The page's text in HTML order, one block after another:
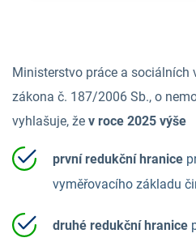
Ministerstvo práce a sociálních
zákona č. 187/2006 Sb., o
vyhlašuje, že v roce 2025 výše
první redukční hranice
vyměřovacího základu
druhé redukční hranice